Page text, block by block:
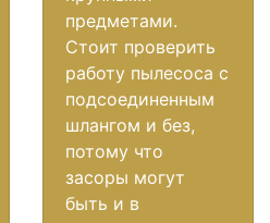
предметами.
Стоит проверить
работу пылесоса с
подсоединенным
шлангом и без,
потому что
засоры могут
быть и в